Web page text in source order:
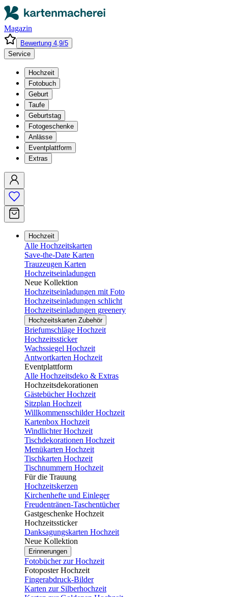
Magazin
Bewertung 4,9/5
Service
Hochzeit
Fotobuch
Geburt
Taufe
Geburtstag
Fotogeschenke
Anlässe
Eventplattform
Extras
Hochzeit
Alle Hochzeitskarten
Save-the-Date Karten
Trauzeugen Karten
Hochzeitseinladungen
Neue Kollektion
Hochzeitseinladungen mit Foto
Hochzeitseinladungen schlicht
Hochzeitseinladungen greenery
Hochzeitskarten Zubehör
Briefumschläge Hochzeit
Hochzeitssticker
Wachssiegel Hochzeit
Antwortkarten Hochzeit
Eventplattform
Alle Hochzeitsdeko & Extras
Hochzeitsdekorationen
Gästebücher Hochzeit
Sitzplan Hochzeit
Willkommensschilder Hochzeit
Kartenbox Hochzeit
Windlichter Hochzeit
Tischdekorationen Hochzeit
Menükarten Hochzeit
Tischkarten Hochzeit
Tischnummern Hochzeit
Für die Trauung
Hochzeitskerzen
Kirchenhefte und Einleger
Freudentränen-Taschentücher
Gastgeschenke Hochzeit
Hochzeitssticker
Danksagungskarten Hochzeit
Neue Kollektion
Erinnerungen
Fotobücher zur Hochzeit
Fotoposter Hochzeit
Fingerabdruck-Bilder
Karten zur Silberhochzeit